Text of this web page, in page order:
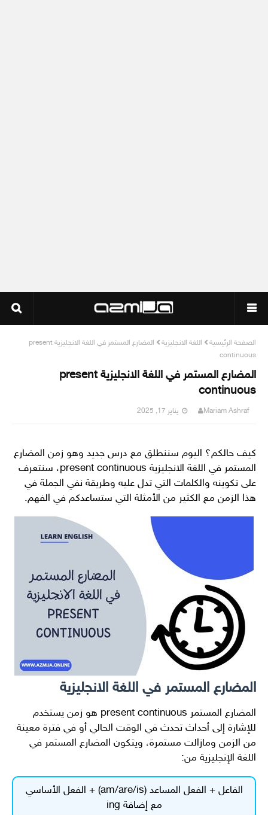
الصفحة الرئيسية اللغة الانجليزية
المضارع المستمر في اللغة الانجليزية present
continuous
المضارع المستمر في اللغة الانجليزية present
continuous
Mariam Ashraf يناير 17, 2025
كيف حالكم؟ اليوم سننطلق مع درس جديد وهو زمن المضارع
المستمر في اللغة الانجليزية present continuous، سنتعرف
على تكوينه والكلمات التي تدل عليه وطريقة نفي الجملة في
هذا الزمن مع الكثير من الأمثلة التي ستساعدكم في الفهم.
المضارع المستمر في اللغة الانجليزية
المضارع المستمر present continuous هو زمن يستخدم
للإشارة إلى أحداث تحدث في الوقت الحالي أو في فترة معينة
من الزمن ومازالت مستمرة، ويتكون المضارع المستمر في
اللغة الإنجليزية من:
الفاعل + الفعل المساعد (am/are/is) + الفعل الأساسي
مع إضافة ing